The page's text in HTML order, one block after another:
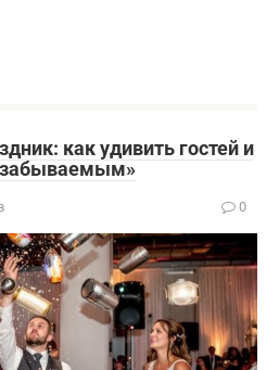
как удивить гостей и
0